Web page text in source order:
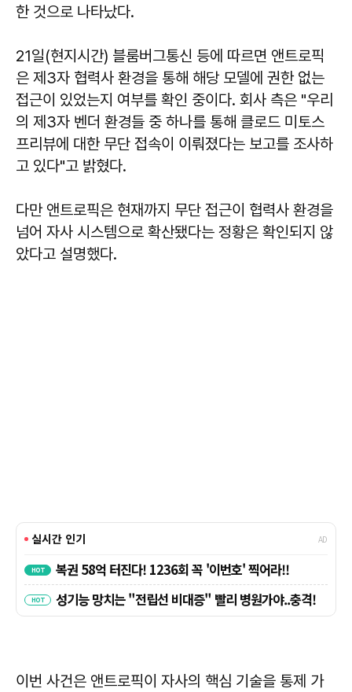
한 것으로 나타났다.
21일(현지시간) 블룸버그통신 등에 따르면 앤트로픽
은 제3자 협력사 환경을 통해 해당 모델에 권한 없는
접근이 있었는지 여부를 확인 중이다. 회사 측은 "우리
의 제3자 벤더 환경들 중 하나를 통해 클로드 미토스
프리뷰에 대한 무단 접속이 이뤄졌다는 보고를 조사하
고 있다"고 밝혔다.
다만 앤트로픽은 현재까지 무단 접근이 협력사 환경을
넘어 자사 시스템으로 확산됐다는 정황은 확인되지 않
았다고 설명했다.
이번 사건은 앤트로픽이 자사의 핵심 기술을 통제 가